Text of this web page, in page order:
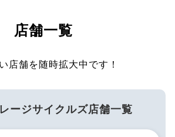
店舗一覧
店舗を随時拡大中です！
ージサイクルズ店舗一覧